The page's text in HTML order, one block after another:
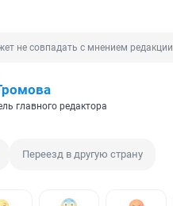
не совпадать с мнением редакции
главного редактора
Переезд в другую страну